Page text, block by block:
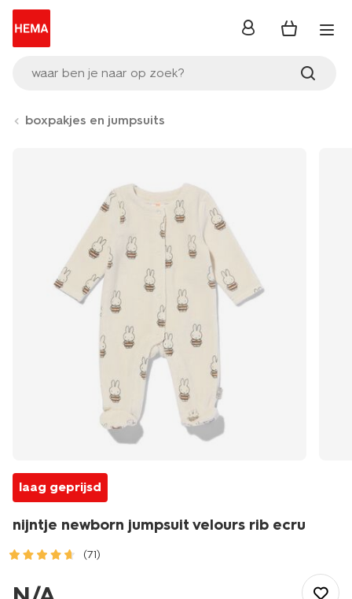
waar ben je naar op zoek?
inloggen
boxpakjes en jumpsuits
laag geprijsd
nijntje newborn jumpsuit velours rib ecru
(71)
newborn-